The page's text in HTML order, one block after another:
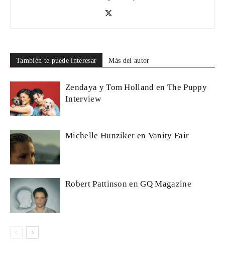
También te puede interesar Más del autor
Zendaya y Tom Holland en The Puppy
Interview
Michelle Hunziker en Vanity Fair
Robert Pattinson en GQ Magazine